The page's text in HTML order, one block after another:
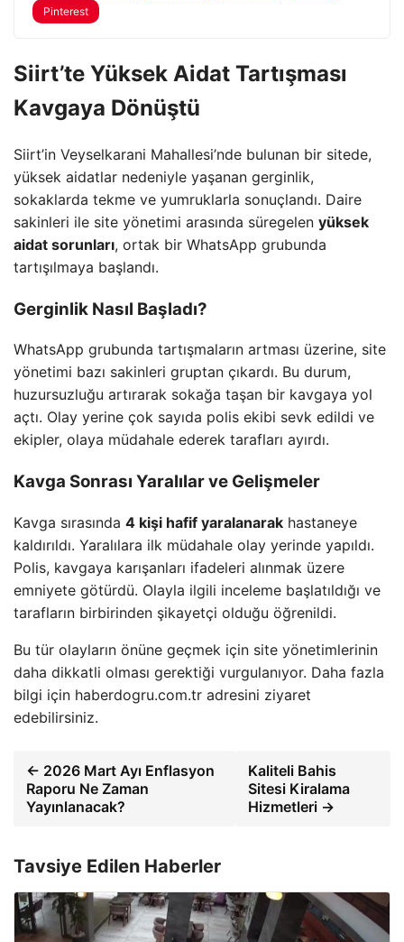
Pinterest
Siirt’te Yüksek Aidat Tartışması
Kavgaya Dönüştü
Siirt’in Veyselkarani Mahallesi’nde bulunan bir sitede,
yüksek aidatlar nedeniyle yaşanan gerginlik,
sokaklarda tekme ve yumruklarla sonuçlandı. Daire
sakinleri ile site yönetimi arasında süregelen yüksek
aidat sorunları, ortak bir WhatsApp grubunda
tartışılmaya başlandı.
Gerginlik Nasıl Başladı?
WhatsApp grubunda tartışmaların artması üzerine, site
yönetimi bazı sakinleri gruptan çıkardı. Bu durum,
huzursuzluğu artırarak sokağa taşan bir kavgaya yol
açtı. Olay yerine çok sayıda polis ekibi sevk edildi ve
ekipler, olaya müdahale ederek tarafları ayırdı.
Kavga Sonrası Yaralılar ve Gelişmeler
Kavga sırasında 4 kişi hafif yaralanarak hastaneye
kaldırıldı. Yaralılara ilk müdahale olay yerinde yapıldı.
Polis, kavgaya karışanları ifadeleri alınmak üzere
emniyete götürdü. Olayla ilgili inceleme başlatıldığı ve
tarafların birbirinden şikayetçi olduğu öğrenildi.
Bu tür olayların önüne geçmek için site yönetimlerinin
daha dikkatli olması gerektiği vurgulanıyor. Daha fazla
bilgi için haberdogru.com.tr adresini ziyaret
edebilirsiniz.
← 2026 Mart Ayı Enflasyon
Raporu Ne Zaman
Yayınlanacak?
Kaliteli Bahis
Sitesi Kiralama
Hizmetleri →
Tavsiye Edilen Haberler